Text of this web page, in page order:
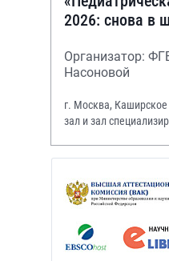
2026: снова в
Организатор:
Насоновой
г. Москва,
зал и зал